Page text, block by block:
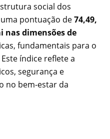
social dos
pontuação de74,49,
nas dimensões de
fundamentais para o
índice reflete a
segurança e
no bem-estar da